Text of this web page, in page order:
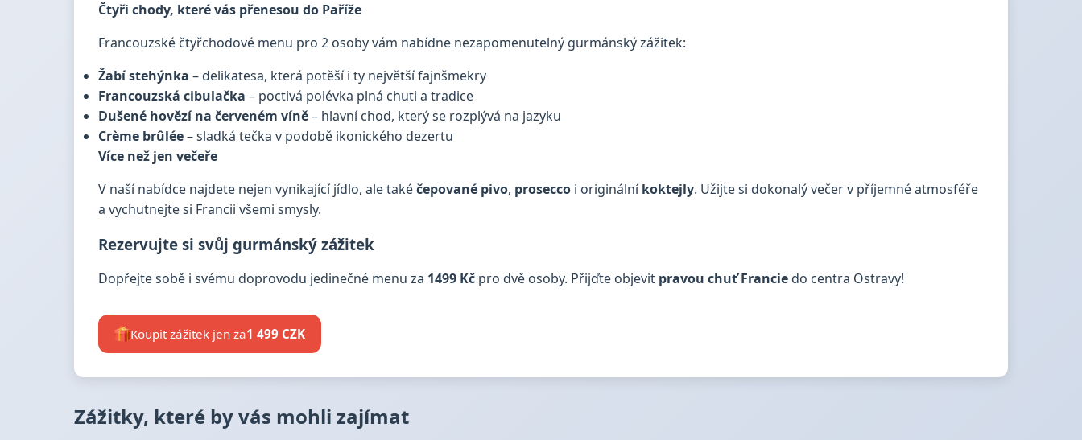
Čtyři chody, které vás přenesou do Paříže
Francouzské čtyřchodové menu pro 2 osoby vám nabídne nezapomenutelný gurmánský zážitek:
Žabí stehýnka – delikatesa, která potěší i ty největší fajnšmekry
Francouzská cibulačka – poctivá polévka plná chuti a tradice
Dušené hovězí na červeném víně– hlavní chod, který se rozplývá na jazyku
Crème brûlée– sladká tečka v podobě ikonického dezertu
Více než jen večeře
V naší nabídce najdete nejen vynikající jídlo, ale takéčepované pivo, prosecco i originálníkoktejly. Užijte si dokonalý večer v příjemné atmosféře
a vychutnejte si Francii všemi smysly.
Rezervujte si svůj gurmánský zážitek
Dopřejte sobě i svému doprovodu jedinečné menu za 1499 Kč pro dvě osoby. Přijďte objevit pravou chuť Franciedo centra Ostravy!
Koupit zážitek jen za1 499 CZK
Zážitky, které by vás mohli zajímat